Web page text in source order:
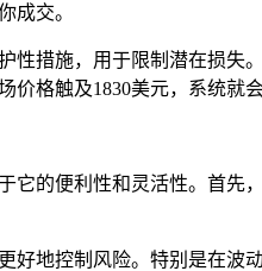
成交。
性措施，用于限制潜在损失
价格触及1830美元，系统就
它的便利性和灵活性。首先
好地控制风险。特别是在波